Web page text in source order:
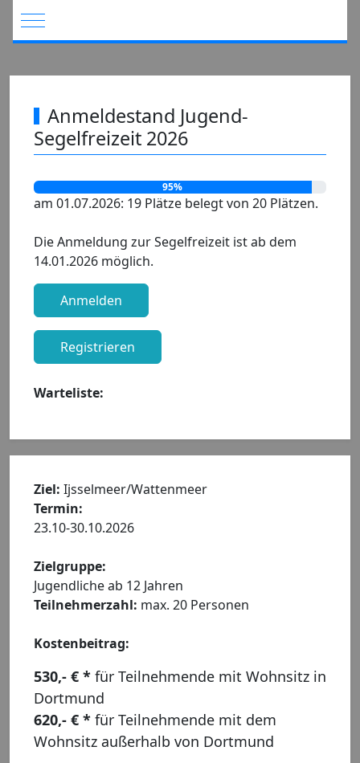
Mobile Menu Toggle
Anmeldestand Jugend-
Segelfreizeit 2026
95%
am 01.07.2026: 19 Plätze belegt von 20 Plätzen.
Die Anmeldung zur Segelfreizeit ist ab dem
14.01.2026 möglich.
Anmelden
Registrieren
Warteliste:
Ziel: Ijsselmeer/Wattenmeer
Termin:
23.10-30.10.2026
Zielgruppe:
Jugendliche ab 12 Jahren
Teilnehmerzahl: max. 20 Personen
Kostenbeitrag:
530,- € * für Teilnehmende mit Wohnsitz in
Dortmund
620,- € * für Teilnehmende mit dem
Wohnsitz außerhalb von Dortmund